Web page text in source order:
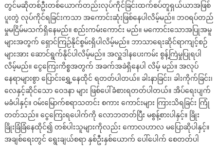
တွင်မဆိုတစ်ဦးတစ်ယောက်တည်းလုပ်ကိုင်ခြင်းထက်စပ်တူရှယ်ယာအဖြစ်
ပူးတွဲ လုပ်ကိုင်ရခြင်းကသာ အကောင်းဆုံးဖြစ်နေပါလိမ့်မည်။ ဘဝရပ်တည်
မှုမငြိမ်မသက်ရှိနေမည်။ စည်းကမ်းကောင်း မည်။ မကောင်းသောအပြုအမူ
များအတွက် ရှောင်ကြဉ်နိုင်စွမ်းရှိပါလိမ့်မည်။ ဘာသာရေးဆိုင်ရာကျင့်စဉ်
များအား ဆောင်ရွက်နိုင်ပါလိမ့်မည်။ အလှူဒါနပေးကမ်း စွန့်ကြဲမှုပြုရပါ
လိမ့်မည်။ ငွေကြေးကိစ္စအတွက် အခက်အခဲရှိနေပါ လိမ့် မည်။ အလုပ်
နေရာများစွာ ပြောင်းရွှေ့နေထိုင် ရတတ်ပါတယ်။ ခါးနာခြင်း၊ ခါးကိုက်ခြင်း၊
လေနှင့်ဆိုင်သော ဝေဒနာ များ ဖြစ်ပေါ်ခံစားရတတ်ပါတယ်။ အိပ်ရေးပျက်
မခံပါနှင့်။ ဝမ်းမြောက်စရာသတင်း စကား ကောင်းများ ကြားသိရခြင်း ကြုံ
တတ်သည်။ ငွေကြေးရပေါက်ကို လောဘတတ်ပြီး မစွန့်စားပါနှင့်။ ခြိုး
ခြိုးခြံခြံနေထိုင်၍ တစ်ပါးသူများကိုလည်း ကောလဟာလ မပြောဆိုပါနှင့်။
အချစ်ရေးတွင် ရွေးချယ်စရာ နှစ်ဦးနှစ်ယောက် ပေါ်ပေါက် စေတတ်ပါ